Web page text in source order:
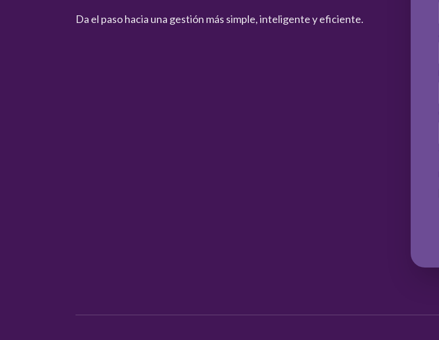
Da el paso hacia una gestión más simple, inteligente y eficiente.